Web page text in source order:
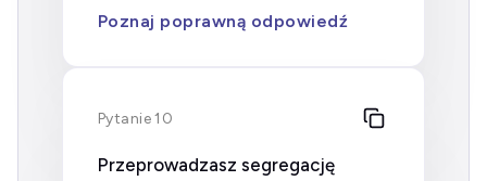
Poznaj poprawną odpowiedź
Pytanie 10
Przeprowadzasz segregację